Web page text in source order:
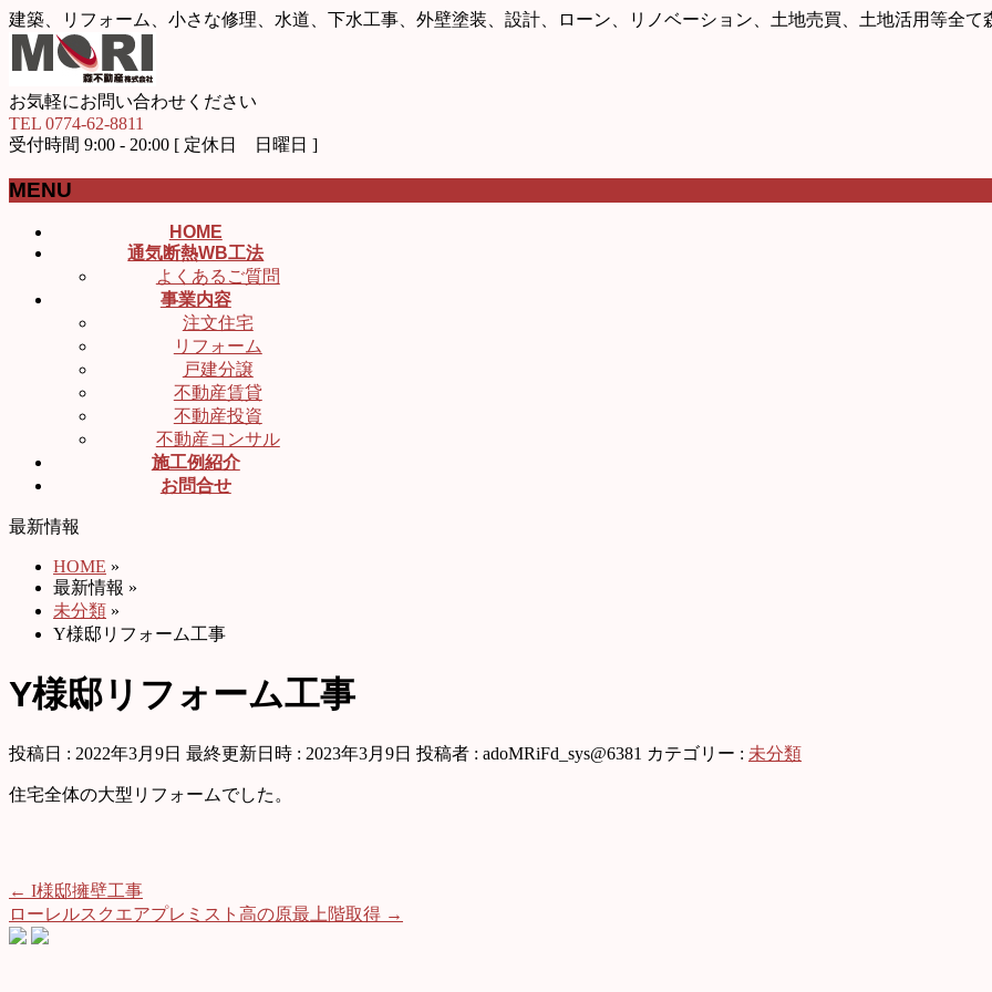
建築、リフォーム、小さな修理、水道、下水工事、外壁塗装、設計、ローン、リノベーション、土地売買、土地活用等全て
お気軽にお問い合わせください
TEL 0774-62-8811
受付時間 9:00 - 20:00 [ 定休日 日曜日 ]
MENU
HOME
通気断熱WB工法
よくあるご質問
事業内容
注文住宅
リフォーム
戸建分譲
不動産賃貸
不動産投資
不動産コンサル
施工例紹介
お問合せ
最新情報
HOME »
最新情報 »
未分類 »
Y様邸リフォーム工事
Y様邸リフォーム工事
投稿日 : 2022年3月9日 最終更新日時 : 2023年3月9日 投稿者 : adoMRiFd_sys@6381 カテゴリー : 未分類
住宅全体の大型リフォームでした。
← I様邸擁壁工事
ローレルスクエアプレミスト高の原最上階取得 →